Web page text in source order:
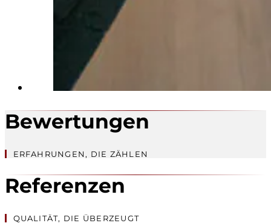
Bewertungen
ERFAHRUNGEN, DIE ZÄHLEN
Referenzen
QUALITÄT, DIE ÜBERZEUGT